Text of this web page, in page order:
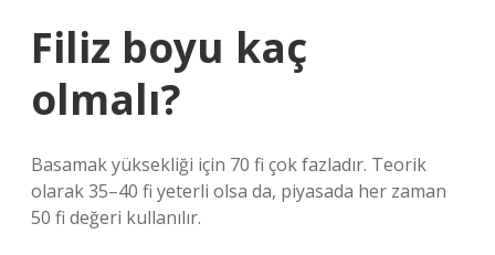
Filiz boyu kaç
olmalı?
Basamak yüksekliği için 70 fi çok fazladır. Teorik
olarak 35–40 fi yeterli olsa da, piyasada her zaman
50 fi değeri kullanılır.